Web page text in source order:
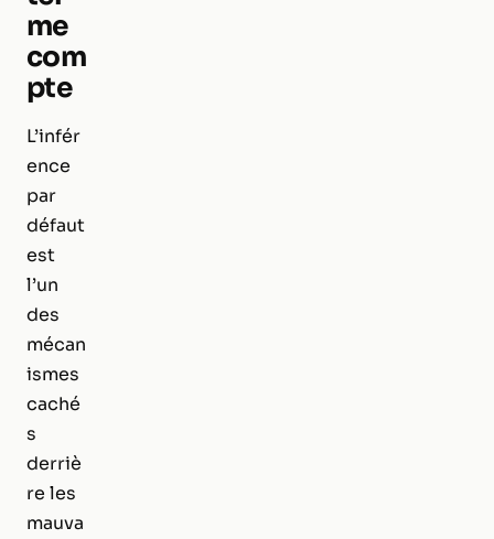
me
com
pte
L’infér
ence
par
défaut
est
l’un
des
mécan
ismes
caché
s
derriè
re les
mauva